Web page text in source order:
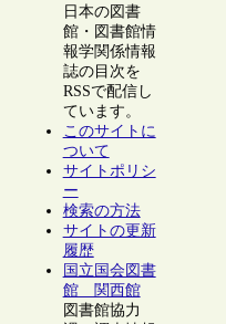
日本の図書
館・図書館情
報学関係情報
誌の目次を
RSSで配信し
ています。
このサイトに
ついて
サイトポリシ
ー
検索の方法
サイトの更新
履歴
国立国会図書
館 関西館
図書館協力